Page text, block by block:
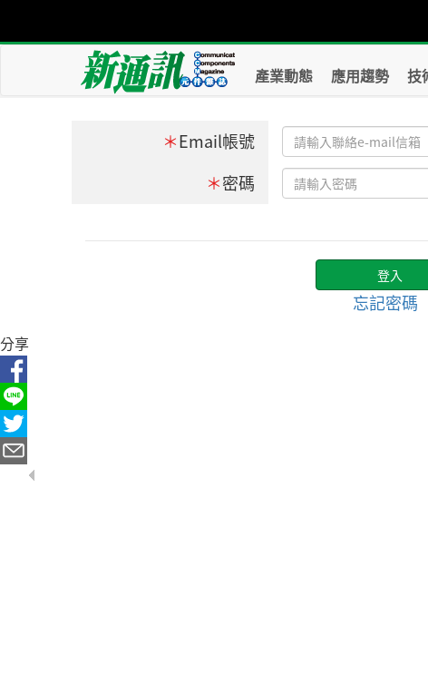
產業動態 應用趨勢 技
＊Email帳號
＊密碼
忘記密碼
分享